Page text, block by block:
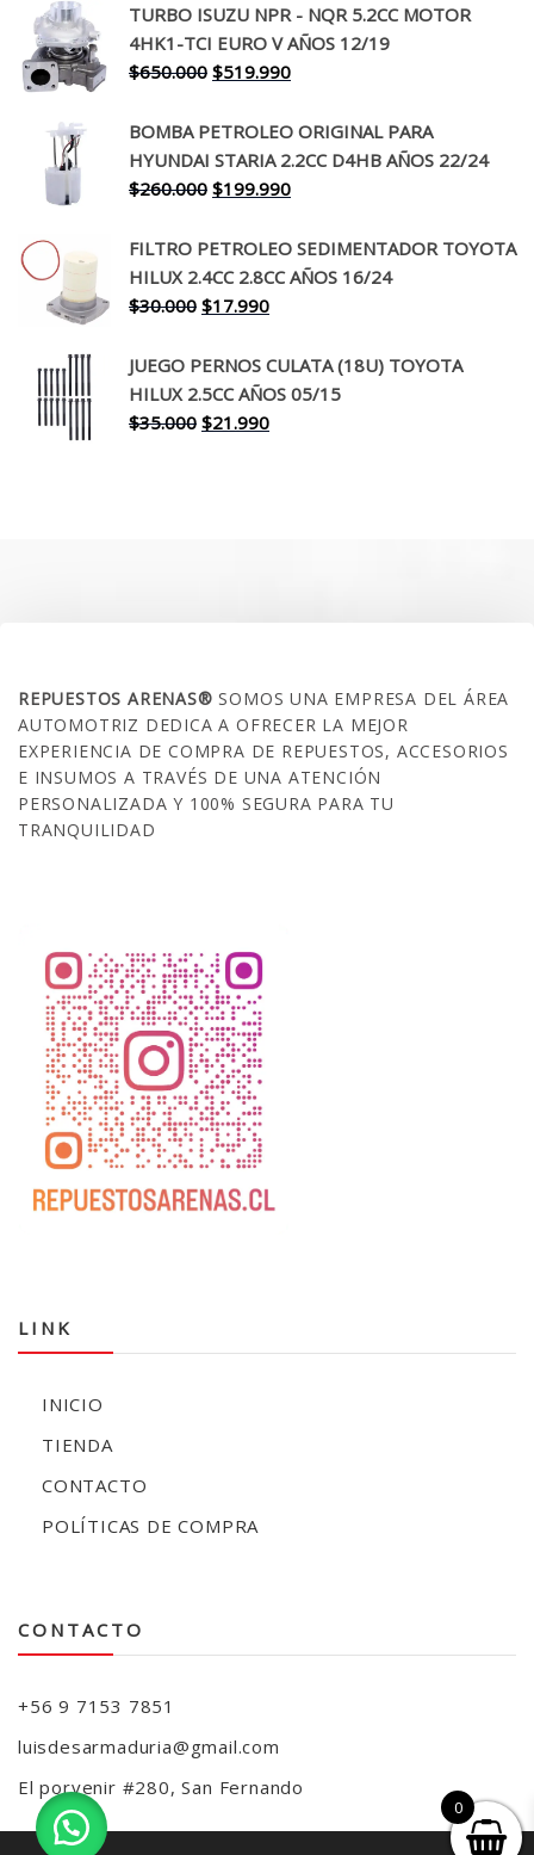
original
era:
$130.000.
actual
es:
$94.990.
TURBO ISUZU NPR - NQR 5.2CC MOTOR
4HK1-TCI EURO V AÑOS 12/19
$650.000 El
original
era:
$650.000.
$519.990El
actual
es:
$519.990.
BOMBA PETROLEO ORIGINAL PARA
HYUNDAI STARIA 2.2CC D4HB AÑOS 22/24
$260.000 El
original
era:
$260.000.
$199.990El
actual
es:
FILTRO PETROLEO SEDIMENTADOR TOYOTA
HILUX 2.4CC 2.8CC AÑOS 16/24
$30.000 El
original
era:
$30.000.
$17.990El
actual
es:
$17.990.
JUEGO PERNOS CULATA (18U) TOYOTA
HILUX 2.5CC AÑOS 05/15
$35.000 El
$21.990El
REPUESTOS ARENAS®SOMOS UNA EMPRESA DEL ÁREA
AUTOMOTRIZ DEDICA A OFRECER LA MEJOR
EXPERIENCIA DE COMPRA DE REPUESTOS, ACCESORIOS
E INSUMOS A TRAVÉS DE UNA ATENCIÓN
PERSONALIZADA Y 100% SEGURA PARA TU
TRANQUILIDAD
LINK
INICIO
TIENDA
CONTACTO
POLÍTICAS DE COMPRA
CONTACTO
+56 9 7153 7851
luisdesarmaduria@gmail.com
El porvenir #280, San Fernando
0